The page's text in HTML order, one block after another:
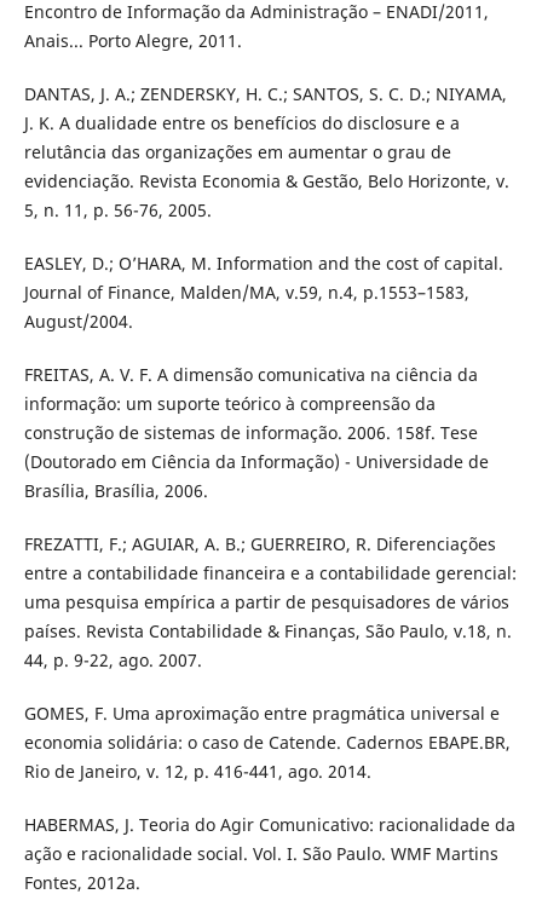
Encontro de Informação da Administração – ENADI/2011,
Anais... Porto Alegre, 2011.
DANTAS, J. A.; ZENDERSKY, H. C.; SANTOS, S. C. D.; NIYAMA,
J. K. A dualidade entre os benefícios do disclosure e a
relutância das organizações em aumentar o grau de
evidenciação. Revista Economia & Gestão, Belo Horizonte, v.
5, n. 11, p. 56-76, 2005.
EASLEY, D.; O’HARA, M. Information and the cost of capital.
Journal of Finance, Malden/MA, v.59, n.4, p.1553–1583,
August/2004.
FREITAS, A. V. F. A dimensão comunicativa na ciência da
informação: um suporte teórico à compreensão da
construção de sistemas de informação. 2006. 158f. Tese
(Doutorado em Ciência da Informação) - Universidade de
Brasília, Brasília, 2006.
FREZATTI, F.; AGUIAR, A. B.; GUERREIRO, R. Diferenciações
entre a contabilidade financeira e a contabilidade gerencial:
uma pesquisa empírica a partir de pesquisadores de vários
países. Revista Contabilidade & Finanças, São Paulo, v.18, n.
44, p. 9-22, ago. 2007.
GOMES, F. Uma aproximação entre pragmática universal e
economia solidária: o caso de Catende. Cadernos EBAPE.BR,
Rio de Janeiro, v. 12, p. 416-441, ago. 2014.
HABERMAS, J. Teoria do Agir Comunicativo: racionalidade da
ação e racionalidade social. Vol. I. São Paulo. WMF Martins
Fontes, 2012a.